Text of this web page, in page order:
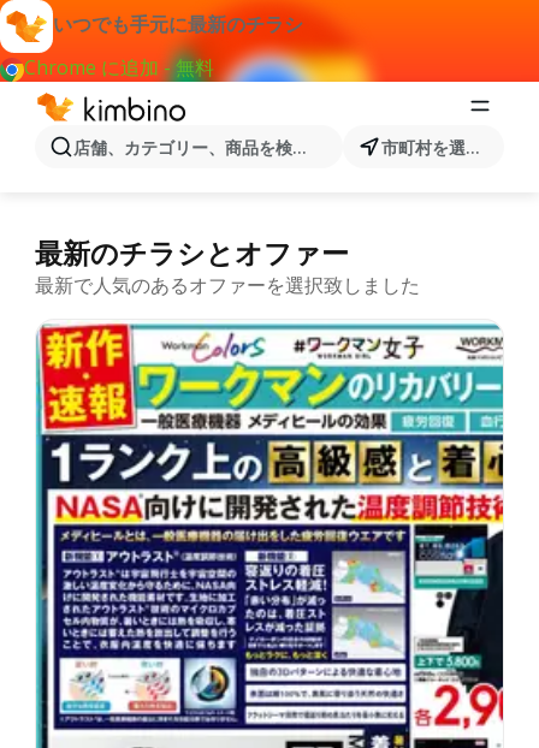
いつでも手元に最新のチラシ
Chrome に追加 - 無料
店舗、カテゴリー、商品を検索... 市町村を選択します
最新のチラシとオファー
最新で人気のあるオファーを選択致しました